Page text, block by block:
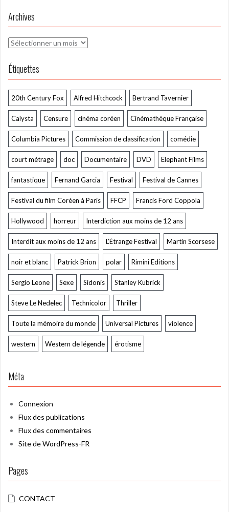
Archives
Archives
Étiquettes
20th Century Fox Alfred Hitchcock Bertrand Tavernier
Calysta Censure cinéma coréen Cinémathèque Française
Columbia Pictures Commission de classification comédie
court métrage doc Documentaire DVD Elephant Films
fantastique Fernand Garcia Festival Festival de Cannes
Festival du film Coréen à Paris FFCP Francis Ford Coppola
Hollywood horreur Interdiction aux moins de 12 ans
Interdit aux moins de 12 ans L’Étrange Festival Martin Scorsese
noir et blanc Patrick Brion polar Rimini Editions
Sergio Leone Sexe Sidonis Stanley Kubrick
Steve Le Nedelec Technicolor Thriller
Toute la mémoire du monde Universal Pictures violence
western Western de légende érotisme
Méta
Connexion
Flux des publications
Flux des commentaires
Site de WordPress-FR
Pages
CONTACT